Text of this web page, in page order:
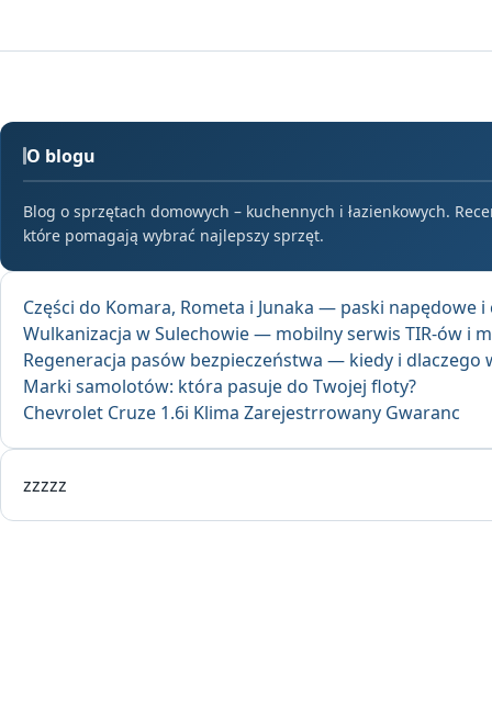
O blogu
Blog o sprzętach domowych – kuchennych i łazienkowych.
które pomagają wybrać najlepszy sprzęt.
Części do Komara, Rometa i Junaka — paski napędowe i
Wulkanizacja w Sulechowie — mobilny serwis TIR-ów i
Regeneracja pasów bezpieczeństwa — kiedy i dlaczego
Marki samolotów: która pasuje do Twojej floty?
Chevrolet Cruze 1.6i Klima Zarejestrrowany Gwaranc
zzzzz